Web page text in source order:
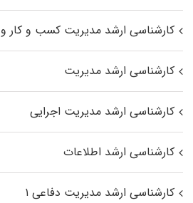
کارشناسی ارشد مدیریت کسب و کار
کارشناسی ارشد مدیریت
کارشناسی ارشد مدیریت اجرایی
کارشناسی ارشد اطلاعات
کارشناسی ارشد مدیریت دفاعی ۱